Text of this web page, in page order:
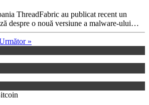
ThreadFabric au publicat recent un
despre o nouă versiune a malware-ului…
»